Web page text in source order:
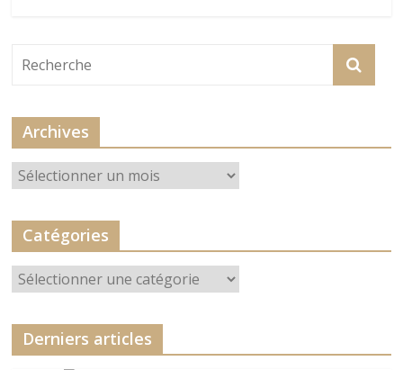
Archives
Archives
Catégories
Catégories
Derniers articles